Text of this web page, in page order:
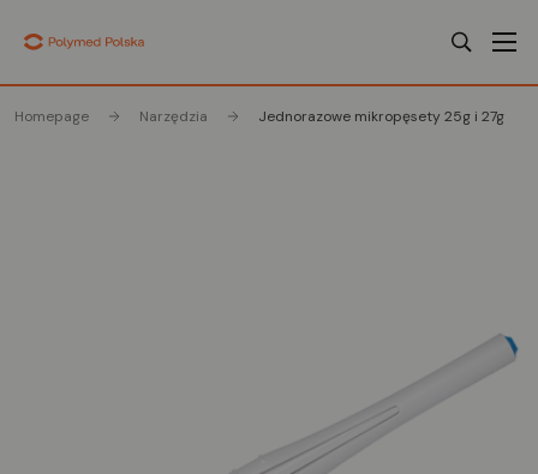
Homepage Narzędzia Jednorazowe mikropęsety 25g i 27g